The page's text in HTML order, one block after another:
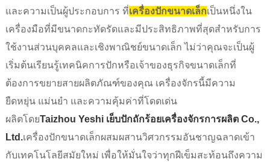
และความเป็นผู้ประกอบการ ที่เครื่องปักขนาดเล็กเป็นหนึ่งใน
เครื่องมือที่มีขนาดกะทัดรัดและมีประสิทธิภาพที่สุดสำหรับการ
ใช้งานส่วนบุคคลและเชิงพาณิชย์ขนาดเล็ก ไม่ว่าคุณจะเป็นผู้
เริ่มต้นเรียนรู้เทคนิคการปักหรือเจ้าของธุรกิจขนาดเล็กที่
ต้องการขยายสายผลิตภัณฑ์ของคุณ เครื่องจักรนี้มีความ
ยืดหยุ่น แม่นยำ และความคุ้มค่าที่โดดเด่น
ผลิตโดยTaizhou Yeshi เย็บปักถักร้อยเครื่องจักรการผลิต Co.,
Ltd.เครื่องปักขนาดเล็กผสมผสานวิศวกรรมอันชาญฉลาดเข้า
กับเทคโนโลยีสมัยใหม่ เพื่อให้มั่นใจว่าทุกฝีเข็มสะท้อนถึงความ